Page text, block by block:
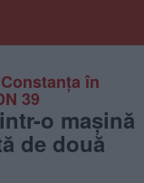
în
39
o mașină
de două